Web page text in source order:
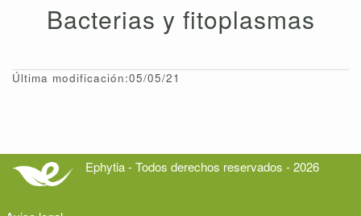
Bacterias y fitoplasmas
Última modificación:05/05/21
Ephytia - Todos derechos reservados - 2026